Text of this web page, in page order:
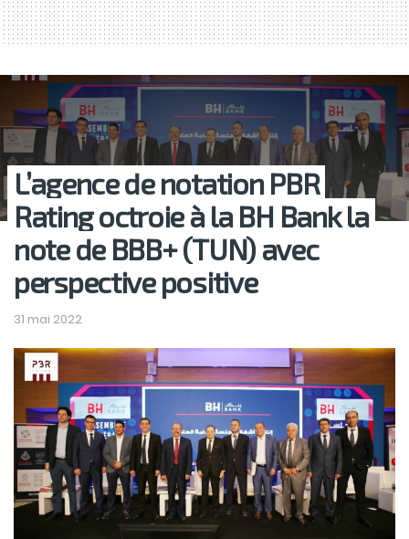
L’agence de notation PBR
Rating octroie à la BH Bank la
note de BBB+ (TUN) avec
perspective positive
31 mai 2022